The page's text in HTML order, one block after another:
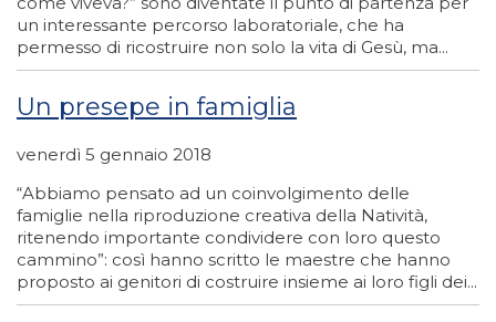
un interessante percorso laboratoriale, che ha
permesso di ricostruire non solo la vita di Gesù, ma...
Un presepe in famiglia
venerdì 5 gennaio 2018
“Abbiamo pensato ad un coinvolgimento delle
famiglie nella riproduzione creativa della Natività,
ritenendo importante condividere con loro questo
cammino”: così hanno scritto le maestre che hanno
proposto ai genitori di costruire insieme ai loro figli dei...